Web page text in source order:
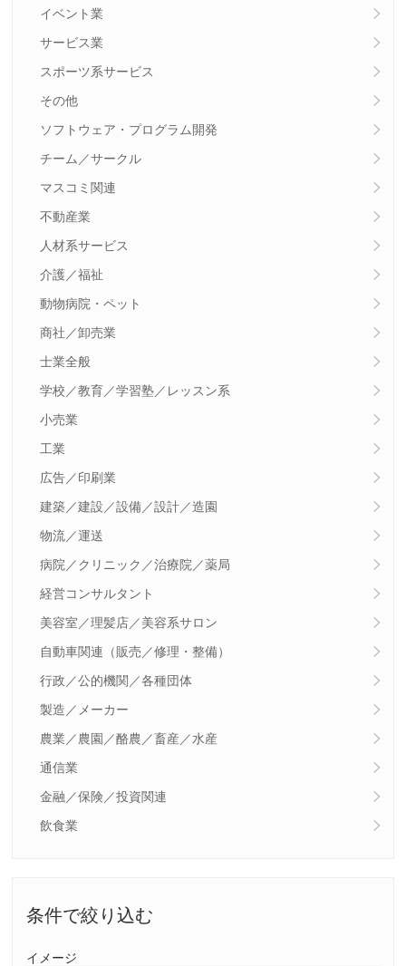
イベント業
サービス業
スポーツ系サービス
その他
ソフトウェア・プログラム開発
チーム／サークル
マスコミ関連
不動産業
人材系サービス
介護／福祉
動物病院・ペット
商社／卸売業
士業全般
学校／教育／学習塾／レッスン系
小売業
工業
広告／印刷業
建築／建設／設備／設計／造園
物流／運送
病院／クリニック／治療院／薬局
経営コンサルタント
美容室／理髪店／美容系サロン
自動車関連（販売／修理・整備）
行政／公的機関／各種団体
製造／メーカー
農業／農園／酪農／畜産／水産
通信業
金融／保険／投資関連
飲食業
条件で絞り込む
イメージ